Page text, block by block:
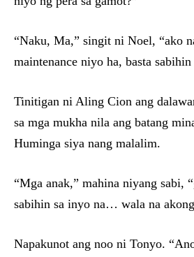
“Naku, Ma,” singit ni Noel, “ako
maintenance niyo ha, basta
Tinitigan ni Aling Cion ang
sa mga mukha nila ang batang
Huminga siya nang malalim.
“Mga anak,” mahina niyang sabi,
sabihin sa inyo na… wala na
Napakunot ang noo ni Tonyo.